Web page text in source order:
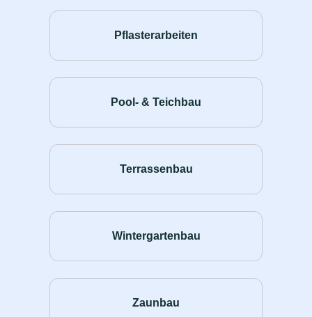
Pflasterarbeiten
Pool- & Teichbau
Terrassenbau
Wintergartenbau
Zaunbau